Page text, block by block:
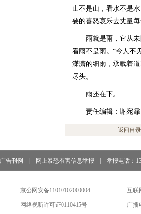
山不是山，看水不是
要的喜怒哀乐去丈量
雨就是雨，它从未
看雨不是雨。“今人不
潇潇的细雨，承载着
尽头。
雨还在下。
责任编辑：谢宛霏
返回目录
广告刊例 网上暴恐有害信息举报 举报电话：
京公网安备11010102000004
网络视听许可证0110415号
互联
广播